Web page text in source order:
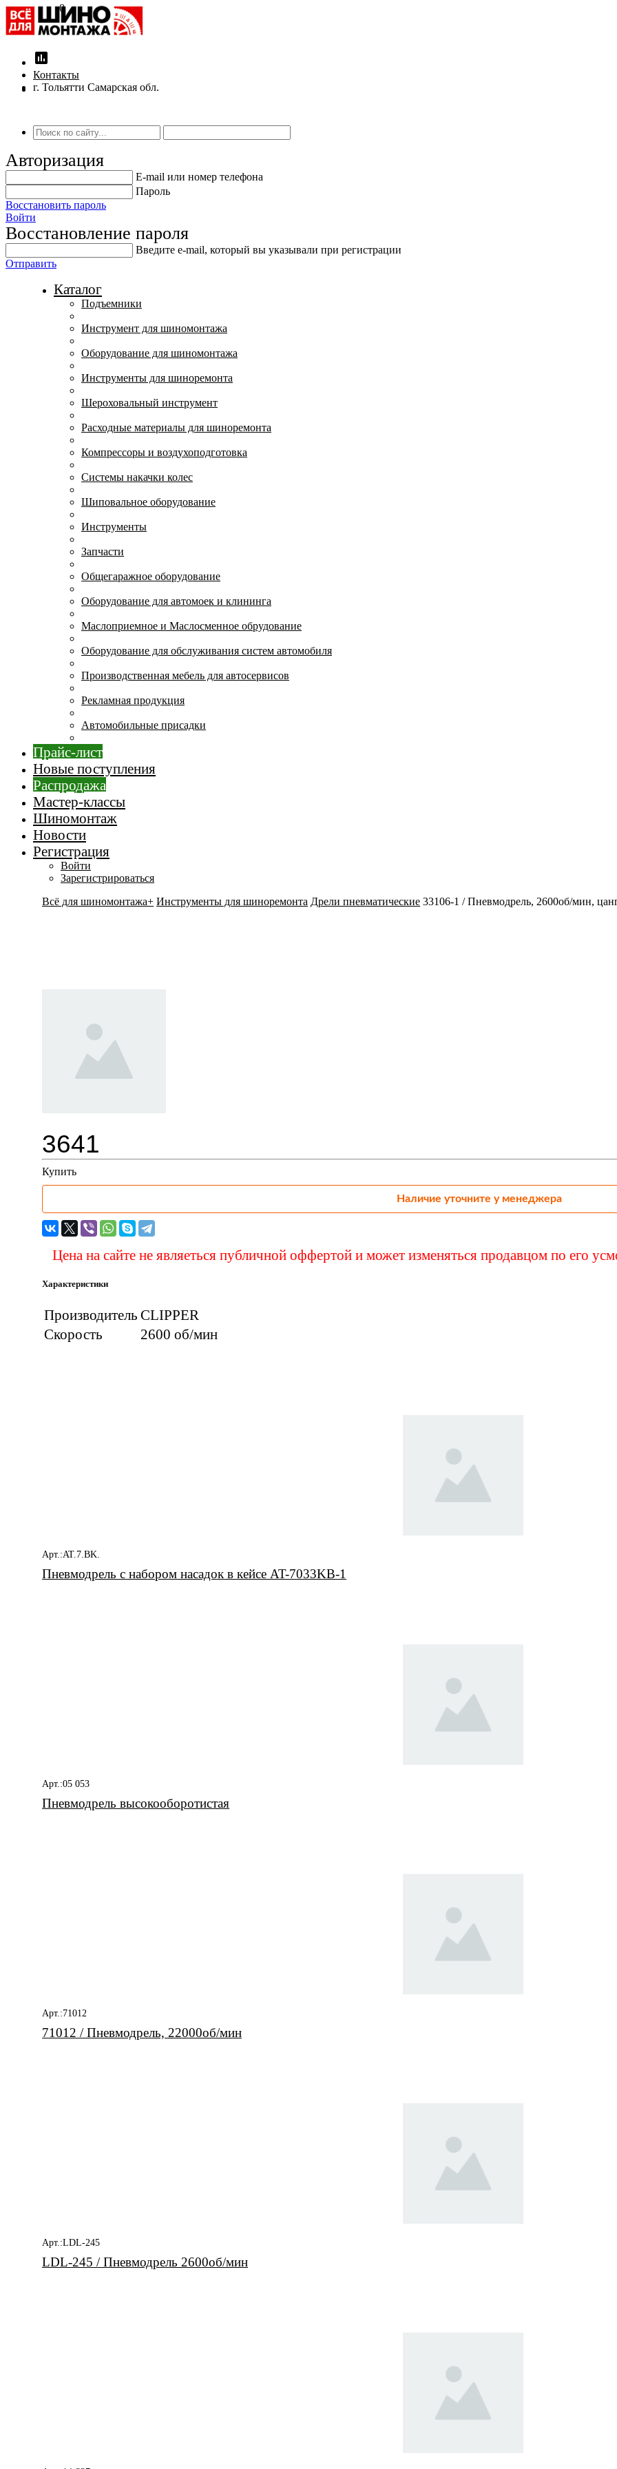
insert_chart
0
Контакты
г. Тольятти Самарская обл.
Авторизация
E-mail или номер телефона
Пароль
Восстановить пароль
Войти
Восстановление пароля
Введите е-mail, который вы указывали при регистрации
Отправить
Каталог
Подъемники
Инструмент для шиномонтажа
Оборудование для шиномонтажа
Инструменты для шиноремонта
Шероховальный инструмент
Расходные материалы для шиноремонта
Компрессоры и воздухоподготовка
Системы накачки колес
Шиповальное оборудование
Инструменты
Запчасти
Общегаражное оборудование
Оборудование для автомоек и клининга
Маслоприемное и Маслосменное обрудование
Оборудование для обслуживания систем автомобиля
Производственная мебель для автосервисов
Рекламная продукция
Автомобильные присадки
Прайс-лист
Новые поступления
Распродажа
Мастер-классы
Шиномонтаж
Новости
Регистрация
Войти
Зарегистрироваться
Всё для шиномонтажа+ Инструменты для шиноремонта Дрели пневматические 33106-1 / Пневмодрель, 2600об/мин,
3641
Купить
Наличие уточните у менеджера
Цена на сайте не являеться публичной оффертой и может изменяться продавцом по его
Характеристики
Производитель CLIPPER
Скорость
2600 об/мин
Арт.:AT.7.BK.
Пневмодрель с набором насадок в кейсе AT-7033KB-1
Арт.:05 053
Пневмодрель высокооборотистая
Арт.:71012
71012 / Пневмодрель, 22000об/мин
Арт.:LDL-245
LDL-245 / Пневмодрель 2600об/мин